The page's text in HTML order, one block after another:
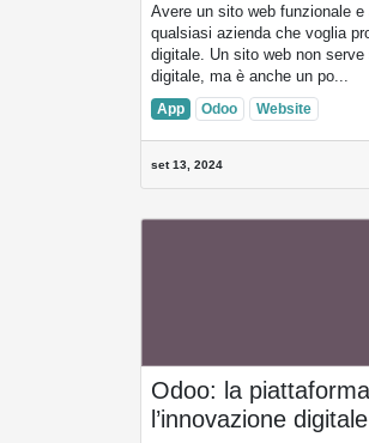
Avere un sito web
per qualsiasi azienda che
nell'ambiente digitale. Un
come biglietto da visita
App Odoo Website
set 13, 2024
Odoo: la
l’innovazione